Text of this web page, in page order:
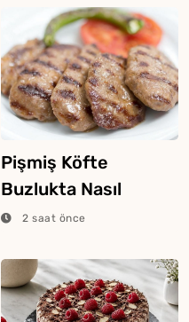
Pişmiş Köfte
Buzlukta Nasıl
Saklanır?
2 saat önce